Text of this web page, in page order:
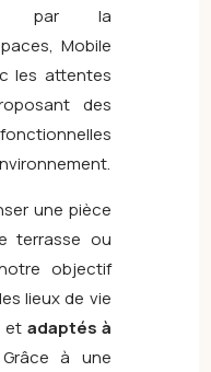
par la
Mobile
les attentes
des
une pièce
terrasse ou
objectif
lieux de vie
et adaptés à
à une